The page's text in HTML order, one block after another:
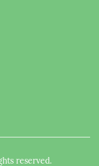
reserved.